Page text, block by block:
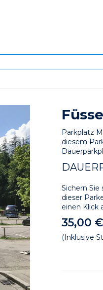
Parkplatz
diesem
Sichern
dieser
einen Klick
35,00
(Inklusive